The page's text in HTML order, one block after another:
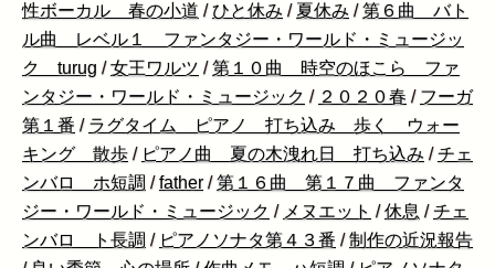
性ボーカル 春の小道 /ひと休み / 夏休み /第６曲 バト
ル曲 レベル１ ファンタジー・ワールド・ミュージッ
ク turug /女王ワルツ /第１０曲 時空のほこら ファ
ンタジー・ワールド・ミュージック / ２０２０春 / フーガ
第１番 / ラグタイム ピアノ 打ち込み 歩く ウォー
キング 散歩 / ピアノ曲 夏の木洩れ日 打ち込み /チェ
ンバロ ホ短調 /father /第１６曲 第１７曲 ファンタ
ジー・ワールド・ミュージック / メヌエット /休息 /チェ
ンバロ ト長調 / ピアノソナタ第４３番 /制作の近況報告